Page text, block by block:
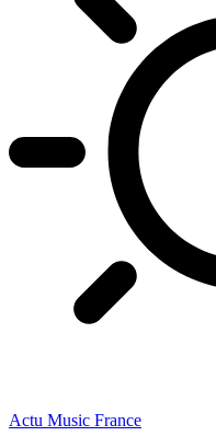
Actu Music France